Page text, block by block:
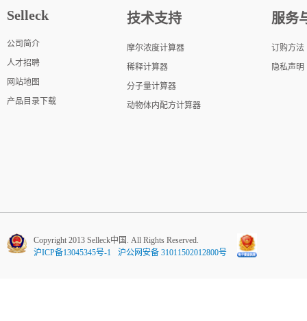
Selleck
公司简介
人才招聘
网站地图
产品目录下载
技术支持
摩尔浓度计算器
稀释计算器
分子量计算器
动物体内配方计算器
服务
订购方法
隐私声明
Copyright 2013 Selleck中国. All Rights Reserved.
沪ICP备13045345号-1
沪公网安备 31011502012800号